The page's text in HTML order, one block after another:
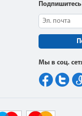
Мы в соц.